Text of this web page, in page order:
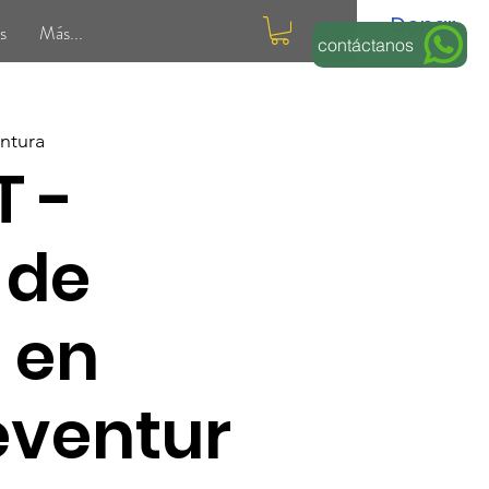
contáctanos
Más... Donar
-
en